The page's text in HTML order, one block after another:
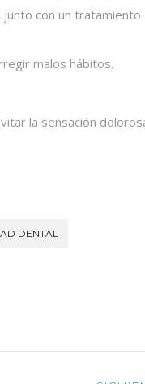
con un
malos hábitos.
la sensación
DENTAL